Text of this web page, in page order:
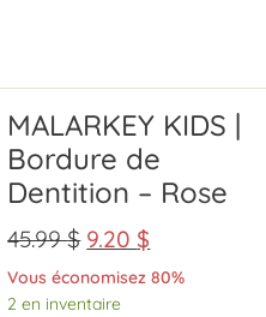
MALARKEY KIDS |
Bordure de
Dentition – Rose
45.99$ 9.20$
Vous économisez 80%
2 en inventaire